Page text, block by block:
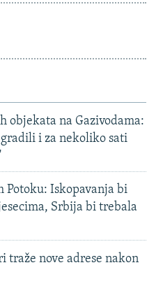
objekata na Gazivodama:
i za nekoliko sati
Potoku: Iskopavanja bi
Srbija bi trebala
traže nove adrese nakon